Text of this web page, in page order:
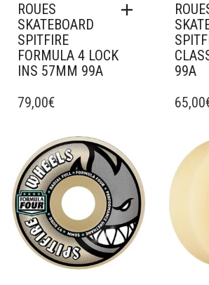
ROUES
SKATEBOARD
SPITFIRE
FORMULA 4 LOCK
INS 57MM 99A
79,00€
99A
65,00
Ajouter à mes favoris